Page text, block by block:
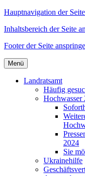
Hauptnavigation der
Inhaltsbereich der Seite
Footer der Seite
Menü
Landratsamt
Häufig
Hochwasser
2024
Sie
Ukrainehilfe